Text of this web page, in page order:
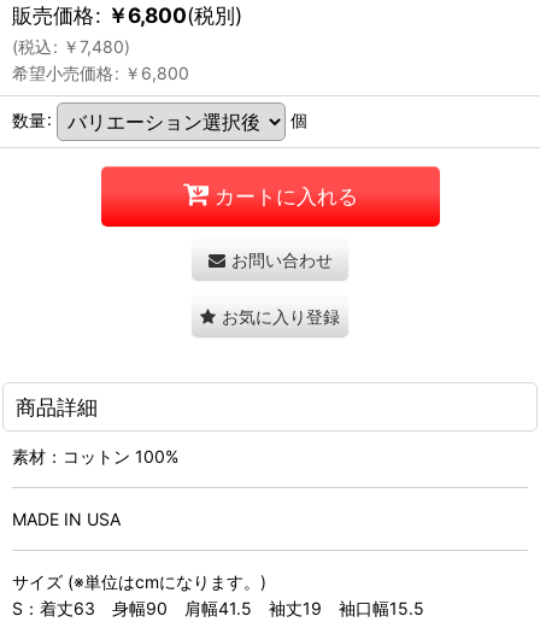
販売価格: ￥6,800(税別)
(税込: ￥7,480)
希望小売価格: ￥ 6,800
数量: 個
カートに入れる
お問い合わせ
お気に入り登録
商品詳細
素材：コットン 100%
MADE IN USA
サイズ (※単位はcmになります。)
S：着丈63 身幅90 肩幅41.5 袖丈19 袖口幅15.5